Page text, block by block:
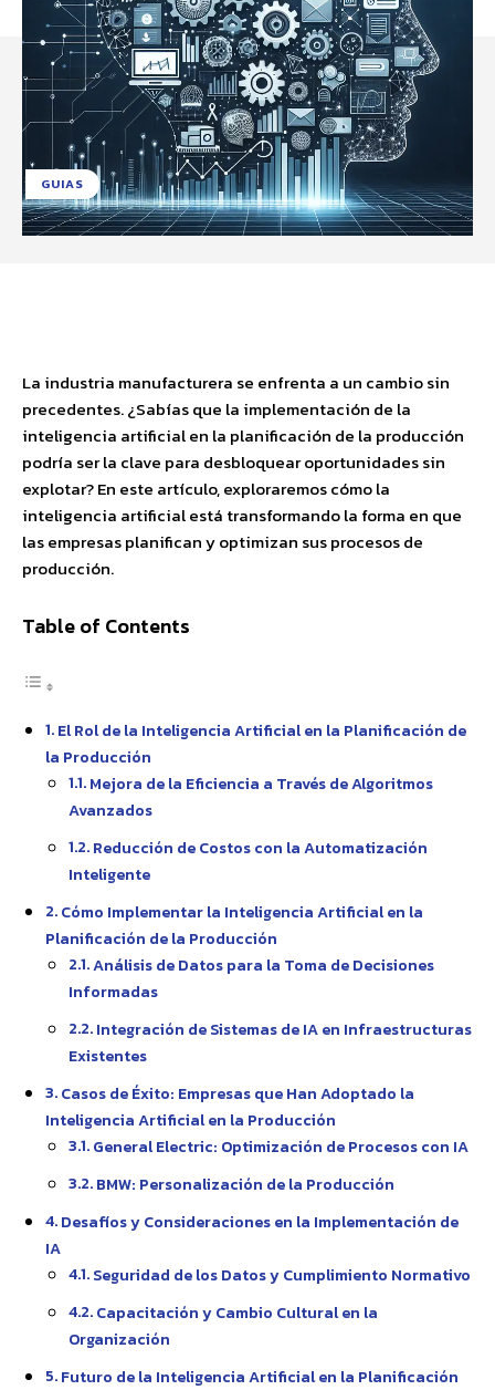
GUIAS
La industria manufacturera se enfrenta a un cambio sin
precedentes. ¿Sabías que la implementación de la
inteligencia artificial en la planificación de la producción
podría ser la clave para desbloquear oportunidades sin
explotar? En este artículo, exploraremos cómo la
inteligencia artificial está transformando la forma en que
las empresas planifican y optimizan sus procesos de
producción.
Table of Contents
El Rol de la Inteligencia Artificial en la Planificación de
la Producción
Mejora de la Eficiencia a Través de Algoritmos
Avanzados
Reducción de Costos con la Automatización
Inteligente
Cómo Implementar la Inteligencia Artificial en la
Planificación de la Producción
Análisis de Datos para la Toma de Decisiones
Informadas
Integración de Sistemas de IA en Infraestructuras
Existentes
Casos de Éxito: Empresas que Han Adoptado la
Inteligencia Artificial en la Producción
General Electric: Optimización de Procesos con IA
BMW: Personalización de la Producción
Desafíos y Consideraciones en la Implementación de
IA
Seguridad de los Datos y Cumplimiento Normativo
Capacitación y Cambio Cultural en la
Organización
Futuro de la Inteligencia Artificial en la Planificación